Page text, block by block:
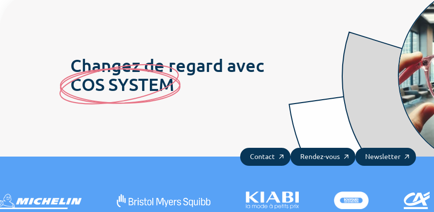
Changez de regard avec
COS SYSTEM
Contact Rendez-vous Newsletter